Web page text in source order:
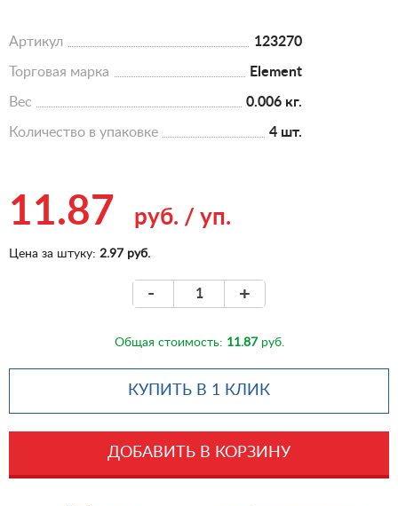
Артикул 123270
Торговая марка Element
Вес 0.006 кг.
Количество в упаковке 4 шт.
11.87 руб. / уп.
Цена за штуку: 2.97 руб.
- +
Общая стоимость: 11.87руб.
КУПИТЬ В 1 КЛИК
ДОБАВИТЬ В КОРЗИНУ